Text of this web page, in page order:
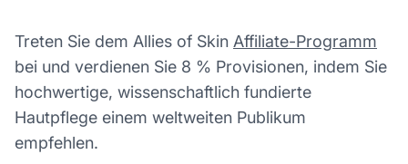
Treten Sie dem Allies of Skin Affiliate-Programm
bei und verdienen Sie 8 % Provisionen, indem Sie
hochwertige, wissenschaftlich fundierte
Hautpflege einem weltweiten Publikum
empfehlen.